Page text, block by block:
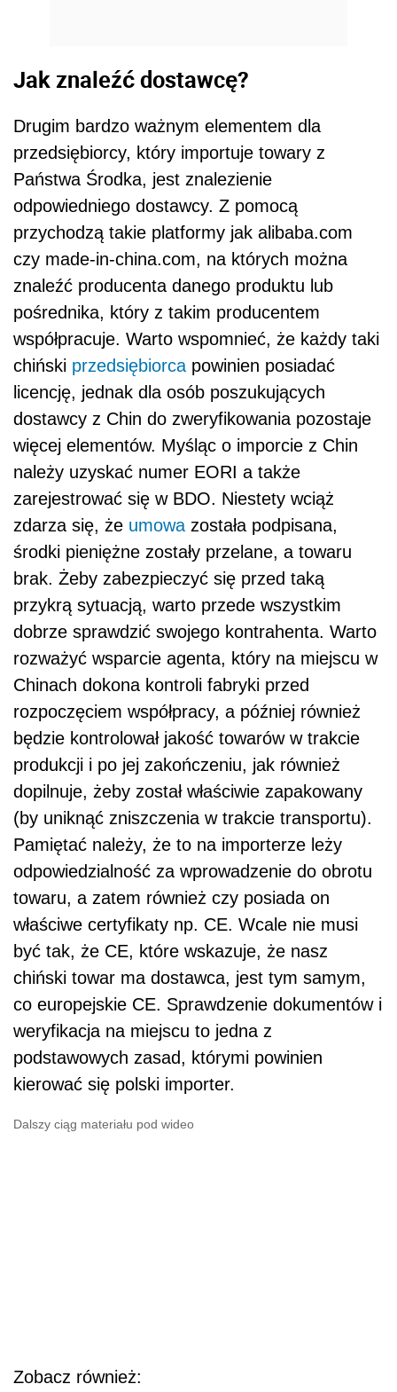
Jak znaleźć dostawcę?
Drugim bardzo ważnym elementem dla
przedsiębiorcy, który importuje towary z
Państwa Środka, jest znalezienie
odpowiedniego dostawcy. Z pomocą
przychodzą takie platformy jak alibaba.com
czy made-in-china.com, na których można
znaleźć producenta danego produktu lub
pośrednika, który z takim producentem
współpracuje. Warto wspomnieć, że każdy taki
chiński przedsiębiorca powinien posiadać
licencję, jednak dla osób poszukujących
dostawcy z Chin do zweryfikowania pozostaje
więcej elementów. Myśląc o imporcie z Chin
należy uzyskać numer EORI a także
zarejestrować się w BDO. Niestety wciąż
zdarza się, że umowa została podpisana,
środki pieniężne zostały przelane, a towaru
brak. Żeby zabezpieczyć się przed taką
przykrą sytuacją, warto przede wszystkim
dobrze sprawdzić swojego kontrahenta. Warto
rozważyć wsparcie agenta, który na miejscu w
Chinach dokona kontroli fabryki przed
rozpoczęciem współpracy, a później również
będzie kontrolował jakość towarów w trakcie
produkcji i po jej zakończeniu, jak również
dopilnuje, żeby został właściwie zapakowany
(by uniknąć zniszczenia w trakcie transportu).
Pamiętać należy, że to na importerze leży
odpowiedzialność za wprowadzenie do obrotu
towaru, a zatem również czy posiada on
właściwe certyfikaty np. CE. Wcale nie musi
być tak, że CE, które wskazuje, że nasz
chiński towar ma dostawca, jest tym samym,
co europejskie CE. Sprawdzenie dokumentów i
weryfikacja na miejscu to jedna z
podstawowych zasad, którymi powinien
kierować się polski importer.
Dalszy ciąg materiału pod wideo
Zobacz również: